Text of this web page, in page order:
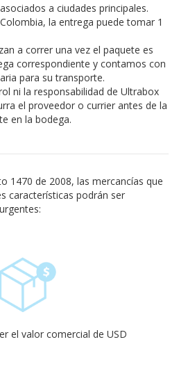
a ciudades principales.
la entrega puede tomar 1
a correr una vez el paquete es
correspondiente y contamos con
para su transporte.
ni la responsabilidad de Ultrabox
el proveedor o currier antes de la
en la bodega.
1470 de 2008, las mercancías que
características podrán ser
el valor comercial de USD